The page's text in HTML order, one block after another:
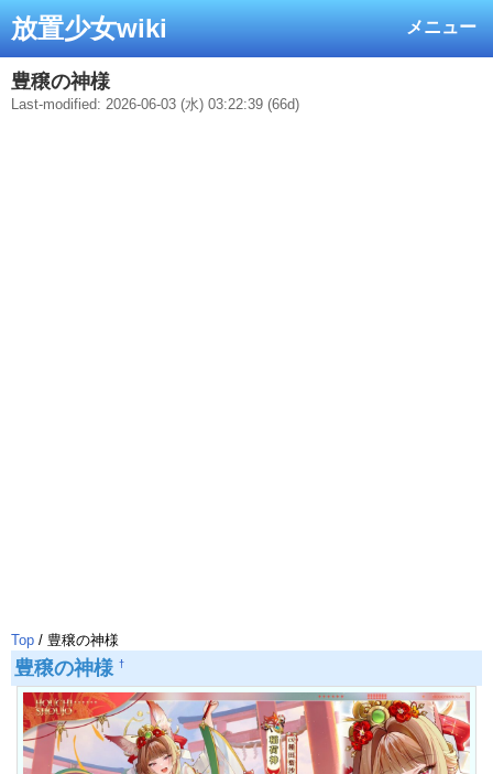
メニュー
放置少女wiki
豊穣の神様
Last-modified: 2026-06-03 (水) 03:22:39 (66d)
Top / 豊穣の神様
豊穣の神様 †